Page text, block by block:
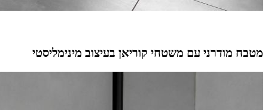
מטבח מודרני עם משטחי קוריאן בעיצוב מינימליסטי